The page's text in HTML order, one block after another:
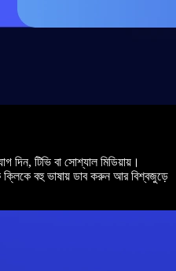
দিন, টিভি বা সোশ্যাল মিডিয়ায়।
ক্লিকে বহু ভাষায় ডাব করুন আর বিশ্বজুড়ে